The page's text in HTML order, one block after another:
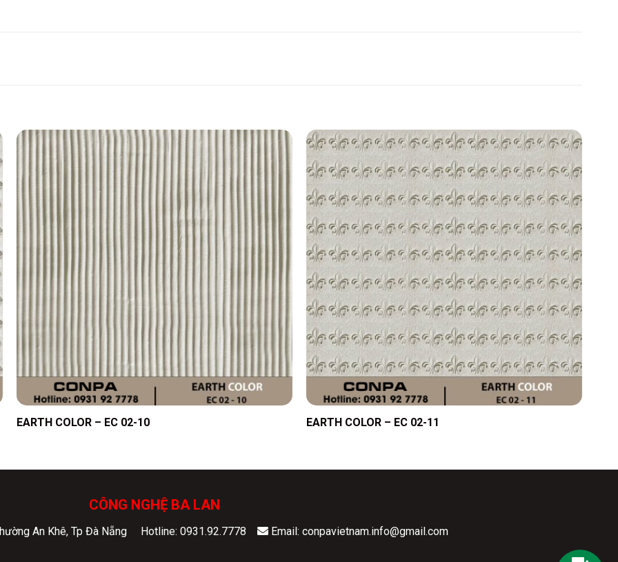
wishlist
EARTH COLOR – EC 02-10
Add to
wishlist
EARTH COLOR – EC 02-11
CÔNG NGHỆ BA LAN
An Khê, Tp Đà Nẵng Hotline: 0931.92.7778 Email: conpavietnam.info@gmail.com